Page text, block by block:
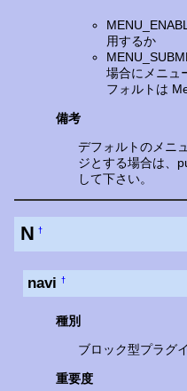
用するか
場合にメニュ
フォルトは
備考
デフォルトのメニ
ジとする場合は、
して下さい。
N †
navi †
種別
ブロック型プラグ
重要度